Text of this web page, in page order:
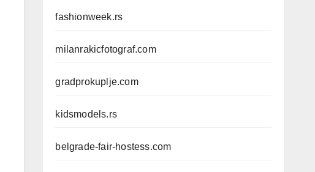
fashionweek.rs
milanrakicfotograf.com
gradprokuplje.com
kidsmodels.rs
belgrade-fair-hostess.com